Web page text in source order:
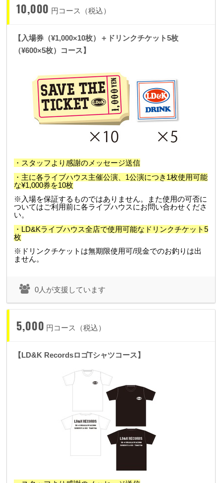
10,000 円コース（税込）
【入場券（¥1,000×10枚）＋ドリンクチケット5枚
（¥600×5枚）コース】
・スタッフより感謝のメッセージ送信
・主に各ライブハウス主催公演、1公演につき1枚使用可能
な¥1,000券を10枚
※入場を保証するものではありません。また使用の可否に
ついてはご利用前に各ライブハウスにお問い合わせくださ
い。
・LD&Kライブハウス全店で使用可能なドリンクチケット5
枚
※ ドリンクチケットは無期限使用可/現金でのお釣りは出
ません。
0人が支援しています
5,000 円コース（税込）
【LD&K RecordsロゴTシャツコース】